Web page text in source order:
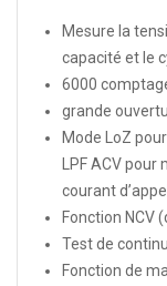
Mesure la
capacité et le
6000
grande
Mode LoZ
LPF ACV
courant
Fonction NCV
Test de
Fonction de